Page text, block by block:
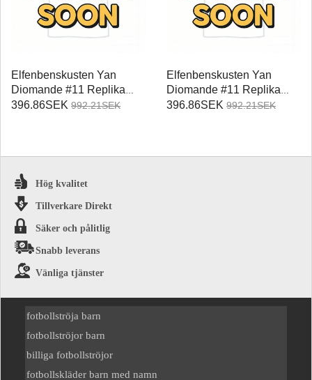
Elfenbenskusten Yan
Diomande #11 Replika
Hemmatröja Damer VM
396.86SEK 992.21SEK
Elfenbenskusten Yan
Diomande #11 Replika
Bortatröja Damer VM 2026
396.86SEK 992.21SEK
Hög kvalitet
Tillverkare Direkt
Säker och pålitlig
Snabb leverans
Vänliga tjänster
fotbollströja barn
fotbollströjor barn
billiga fotbollströjor
fotbollskläder barn med namn